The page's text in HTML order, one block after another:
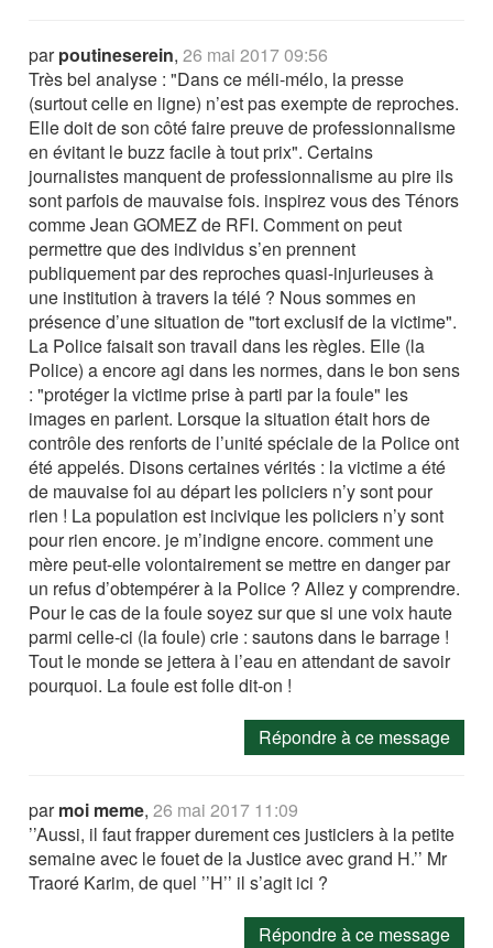
parpoutineserein,26 mai 2017 09:56
Très bel analyse : "Dans ce méli-mélo, la presse
(surtout celle en ligne) n’est pas exempte de reproches.
Elle doit de son côté faire preuve de professionnalisme
en évitant le buzz facile à tout prix". Certains
journalistes manquent de professionnalisme au pire ils
sont parfois de mauvaise fois. inspirez vous des Ténors
comme Jean GOMEZ de RFI. Comment on peut
permettre que des individus s’en prennent
publiquement par des reproches quasi-injurieuses à
une institution à travers la télé ? Nous sommes en
présence d’une situation de "tort exclusif de la victime".
La Police faisait son travail dans les règles. Elle (la
Police) a encore agi dans les normes, dans le bon sens
: "protéger la victime prise à parti par la foule" les
images en parlent. Lorsque la situation était hors de
contrôle des renforts de l’unité spéciale de la Police ont
été appelés. Disons certaines vérités : la victime a été
de mauvaise foi au départ les policiers n’y sont pour
rien ! La population est incivique les policiers n’y sont
pour rien encore. je m’indigne encore. comment une
mère peut-elle volontairement se mettre en danger par
un refus d’obtempérer à la Police ? Allez y comprendre.
Pour le cas de la foule soyez sur que si une voix haute
parmi celle-ci (la foule) crie : sautons dans le barrage !
Tout le monde se jettera à l’eau en attendant de savoir
pourquoi. La foule est folle dit-on !
Répondre à ce message
parmoi meme,26 mai 2017 11:09
’’Aussi, il faut frapper durement ces justiciers à la petite
semaine avec le fouet de la Justice avec grand H.’’ Mr
Traoré Karim, de quel ’’H’’ il s’agit ici ?
Répondre à ce message